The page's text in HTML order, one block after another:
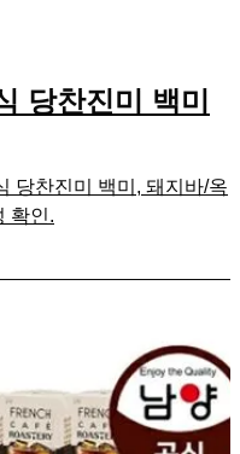
당찬진미 백미
당찬진미 백미, 돼지바/옥
확인.